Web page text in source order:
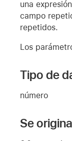
una
campo
repetidos.
Los
Tipo de
número
Se